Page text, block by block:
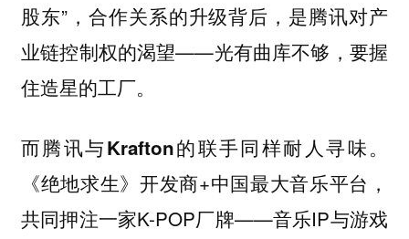
股东”，合作关系的升级背后，是腾讯对产
业链控制权的渴望——光有曲库不够，要握
住造星的工厂。
而腾讯与Krafton的联手同样耐人寻味。
《绝地求生》开发商+中国最大音乐平台，
共同押注一家K-POP厂牌——音乐IP与游戏